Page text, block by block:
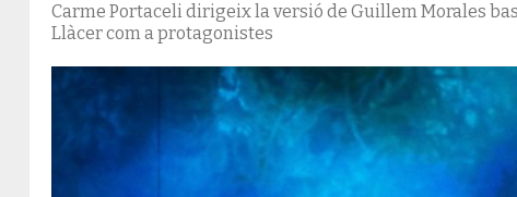
Carme Portaceli dirigeix la versió de Guillem Morales
Llàcer com a protagonistes